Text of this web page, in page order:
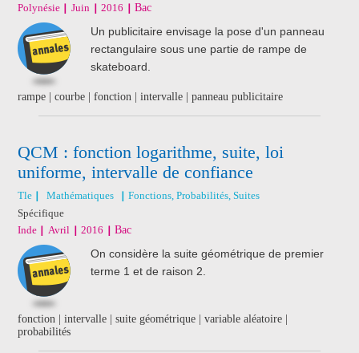
Polynésie
Juin 2016 Bac
Un publicitaire envisage la pose d'un panneau
rectangulaire sous une partie de rampe de
skateboard.
rampe | courbe | fonction | intervalle | panneau publicitaire
QCM : fonction logarithme, suite, loi
uniforme, intervalle de confiance
Tle Mathématiques
Fonctions, Probabilités, Suites
Spécifique
Inde
Avril 2016 Bac
On considère la suite géométrique de premier
terme 1 et de raison 2.
fonction | intervalle | suite géométrique | variable aléatoire |
probabilités